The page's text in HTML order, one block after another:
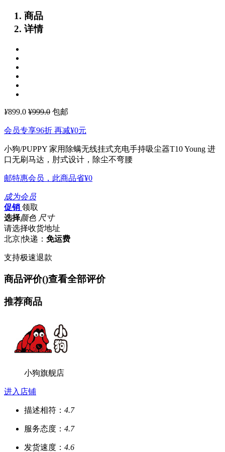
商品
详情
¥899.0 ¥999.0 包邮
会员专享96折 再减¥0元
小狗/PUPPY 家用除螨无线挂式充电手持吸尘器T10 Young 进
口无刷马达，肘式设计，除尘不弯腰
邮特惠会员，此商品省¥0
成为会员
促销 领取
选择颜色 尺寸
请选择收货地址
北京|快递： 免运费
支持极速退款
商品评价()查看全部评价
推荐商品
小狗旗舰店
进入店铺
描述相符： 4.7
服务态度： 4.7
发货速度： 4.6